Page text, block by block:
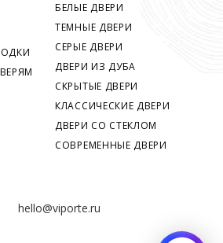
hello@viporte.ru
БЕЛЫЕ ДВЕРИ
ТЕМНЫЕ ДВЕРИ
СЕРЫЕ ДВЕРИ
ДВЕРИ ИЗ ДУБА
СКРЫТЫЕ ДВЕРИ
КЛАССИЧЕСКИЕ ДВЕРИ
ДВЕРИ СО СТЕКЛОМ
СОВРЕМЕННЫЕ ДВЕРИ